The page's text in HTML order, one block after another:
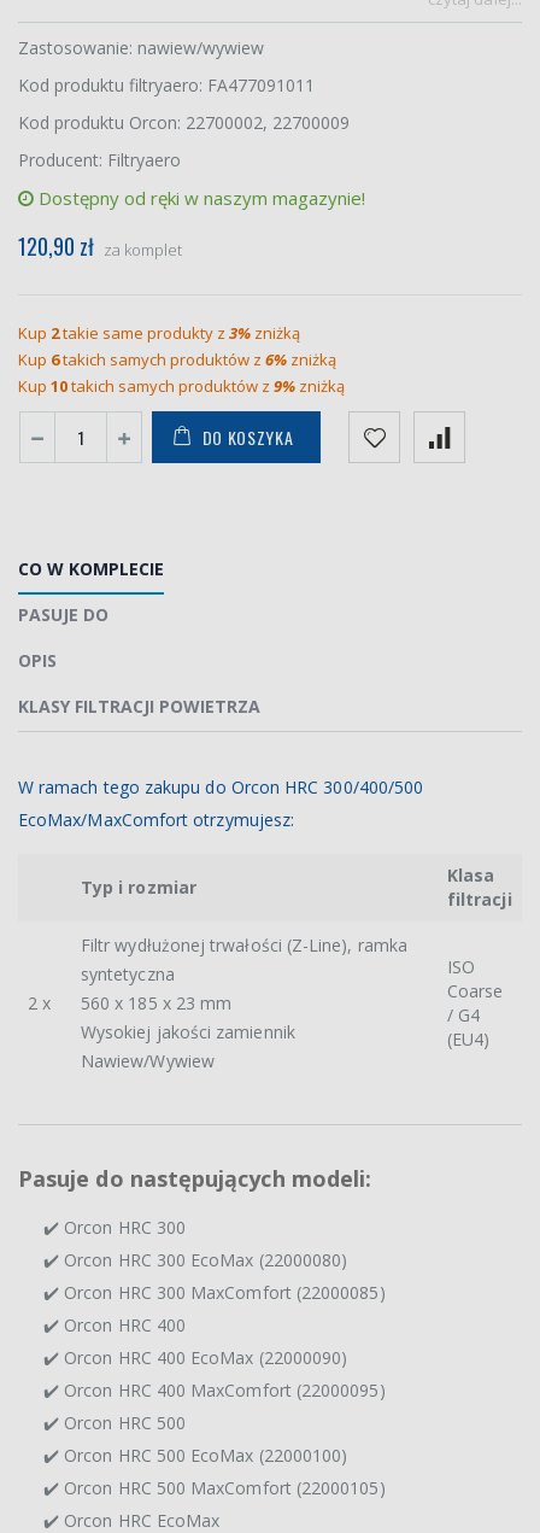
Zastosowanie: nawiew/wywiew
Kod produktu filtryaero: FA477091011
Kod produktu Orcon: 22700002, 22700009
Producent: Filtryaero
Dostępny od ręki w naszym magazynie!
120,90 zł za komplet
Kup 2takie same produkty z 3% zniżką
Kup 6takich samych produktów z 6% zniżką
Kup 10takich samych produktów z 9% zniżką
DO KOSZYKA
CO W KOMPLECIE
PASUJE DO
OPIS
KLASY FILTRACJI POWIETRZA
W ramach tego zakupu do Orcon HRC 300/400/500
EcoMax/MaxComfort otrzymujesz:
Typ i rozmiar
Klasa
filtracji
2 x
Filtr wydłużonej trwałości (Z-Line), ramka
syntetyczna
560 x 185 x 23 mm
Wysokiej jakości zamiennik
Nawiew/Wywiew
ISO
Coarse
/ G4
(EU4)
Pasuje do następujących modeli:
✔️ Orcon HRC 300
✔️ Orcon HRC 300 EcoMax (22000080)
✔️ Orcon HRC 300 MaxComfort (22000085)
✔️ Orcon HRC 400
✔️ Orcon HRC 400 EcoMax (22000090)
✔️ Orcon HRC 400 MaxComfort (22000095)
✔️ Orcon HRC 500
✔️ Orcon HRC 500 EcoMax (22000100)
✔️ Orcon HRC 500 MaxComfort (22000105)
✔️ Orcon HRC EcoMax